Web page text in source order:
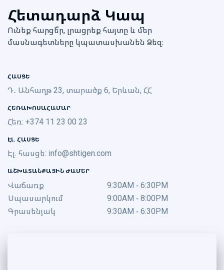
Հետադարձ Կապ
Ունեք հարցե՞ր, լրացրեք հայտը և մեր
մասնագետները կպատասխանեն Ձեզ։
ՀԱՍՑԵ
Դ․ Անհաղթ 23, տարածք 6, Երևան, ՀՀ
ՀԵՌԱԽՈՍԱՀԱՄԱՐ
Հեռ: +374 11 23 00 23
ԷԼ. ՀԱՍՑԵ
Էլ. հասցե: info@shtigen.com
ԱՇԽԱՏԱՆՔԱՅԻՆ ԺԱՄԵՐ
Վաճառք
9:30AM - 6:30PM
Սպասարկում
9:00AM - 8:00PM
Գրասենյակ
9:30AM - 6:30PM